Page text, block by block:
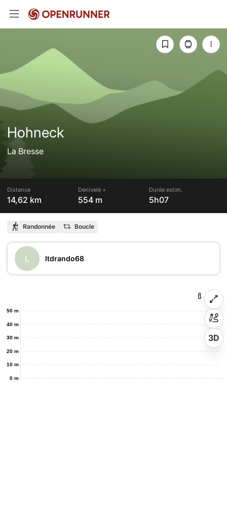
Hohneck
La Bresse
Distance
14,62 km
Dénivelé +
554 m
Durée estim.
5h07
Randonnée Boucle
L ltdrando68
0 m
10 m
20 m
30 m
40 m
50 m
3D